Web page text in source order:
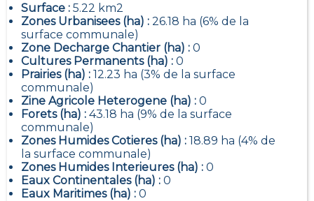
Surface : 5.22 km2
Zones Urbanisees (ha) : 26.18 ha (6% de la
surface communale)
Zone Decharge Chantier (ha) : 0
Cultures Permanents (ha) : 0
Prairies (ha) : 12.23 ha (3% de la surface
communale)
Zine Agricole Heterogene (ha) : 0
Forets (ha) : 43.18 ha (9% de la surface
communale)
Zones Humides Cotieres (ha) : 18.89 ha (4% de
la surface communale)
Zones Humides Interieures (ha) : 0
Eaux Continentales (ha) : 0
Eaux Maritimes (ha) : 0